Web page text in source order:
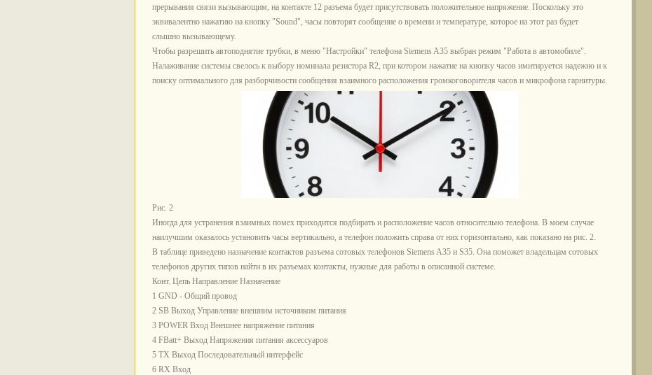
прерывания связи вызывающим, на контакте 12 разъема будет присутствовать положительное напряжение. Поскольку это
эквивалентно нажатию на кнопку "Sound", часы повторят сообщение о времени и температуре, которое на этот раз будет
слышно вызывающему.
Чтобы разрешить автоподнятие трубки, в меню "Настройки" телефона Siemens A35 выбран режим "Работа в автомобиле".
Налаживание системы свелось к выбору номинала резистора R2, при котором нажатие на кнопку часов имитируется надежно и к
поиску оптимального для разборчивости сообщения взаимного расположения громкоговорителя часов и микрофона гарнитуры.
Рис. 2
Иногда для устранения взаимных помех приходится подбирать и расположение часов относительно телефона. В моем случае
наилучшим оказалось установить часы вертикально, а телефон положить справа от них горизонтально, как показано на рис. 2.
В таблице приведено назначение контактов разъема сотовых телефонов Siemens A35 и S35. Она поможет владельцам сотовых
телефонов других типов найти в их разъемах контакты, нужные для работы в описанной системе.
Конт. Цепь Направление Назначение
1 GND - Общий провод
2 SB Выход Управление внешним источником питания
3 POWER Вход Внешнее напряжение питания
4 FBatt+ Выход Напряжения питания аксессуаров
5 TX Выход Последовательный интерфейс
6 RX Вход